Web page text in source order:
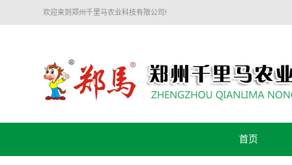
欢迎来到郑州千里马农业科技有限公司!
首页